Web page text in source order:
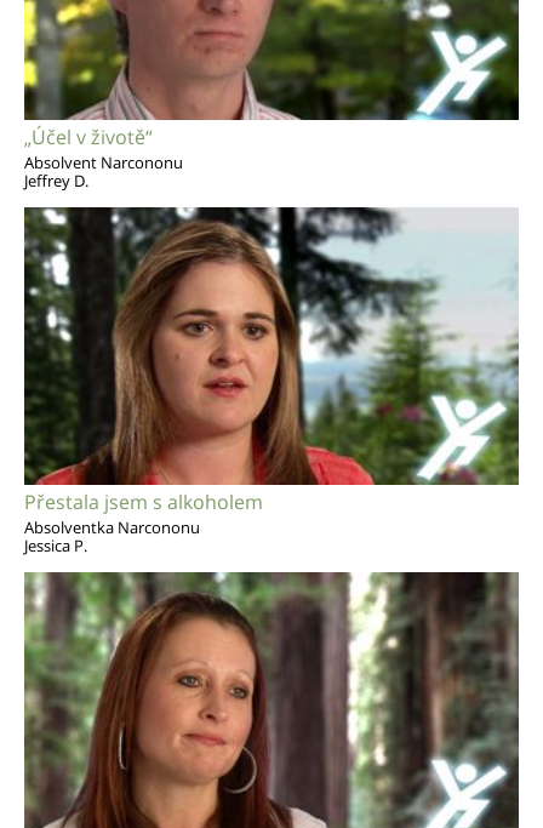
„Účel v životě“
Absolvent Narcononu
Jeffrey D.
Přestala jsem s alkoholem
Absolventka Narcononu
Jessica P.